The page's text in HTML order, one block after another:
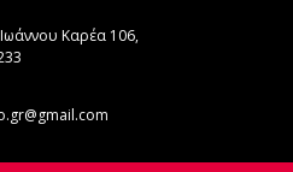
Καρέα 106,